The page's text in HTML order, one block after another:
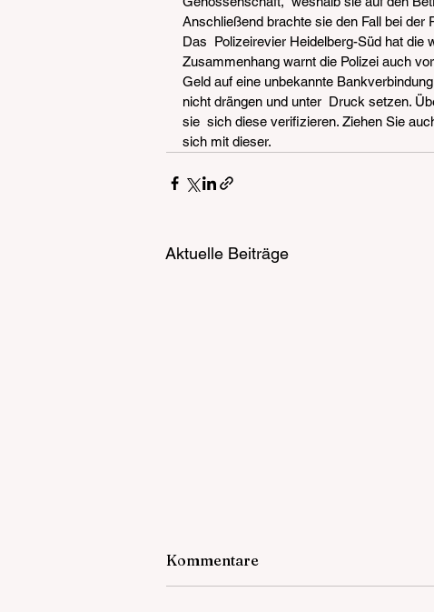
Anschließend brachte sie den Fall bei der
Das  Polizeirevier Heidelberg-Süd hat die
Zusammenhang warnt die Polizei auch
Geld auf eine unbekannte
nicht drängen und unter  Druck setzen.
sie  sich diese verifizieren. Ziehen Sie
sich mit dieser.
Aktuelle Beiträge
Kommentare